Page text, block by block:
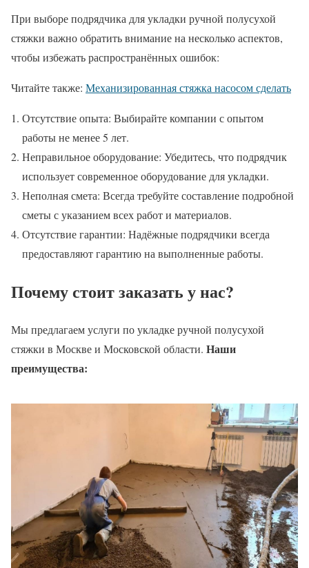
При выборе подрядчика для укладки ручной полусухой
стяжки важно обратить внимание на несколько аспектов,
чтобы избежать распространённых ошибок:
Читайте также: Механизированная стяжка насосом сделать
Отсутствие опыта: Выбирайте компании с опытом
работы не менее 5 лет.
Неправильное оборудование: Убедитесь, что подрядчик
использует современное оборудование для укладки.
Неполная смета: Всегда требуйте составление подробной
сметы с указанием всех работ и материалов.
Отсутствие гарантии: Надёжные подрядчики всегда
предоставляют гарантию на выполненные работы.
Почему стоит заказать у нас?
Мы предлагаем услуги по укладке ручной полусухой
стяжки в Москве и Московской области. Наши
преимущества: